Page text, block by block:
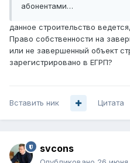
абонентами…
данное строительство
Право собственности на
или не завершенный объект
зарегистрировано в ЕГРП?
Вставить ник Цитата
svcons